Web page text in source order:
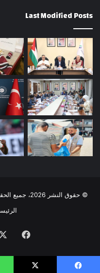
Last Modified Posts
© حقوق النشر 2026، جميع الحقوق محفوظة | أُردُني - مِصداقِيةُ الخَبَر